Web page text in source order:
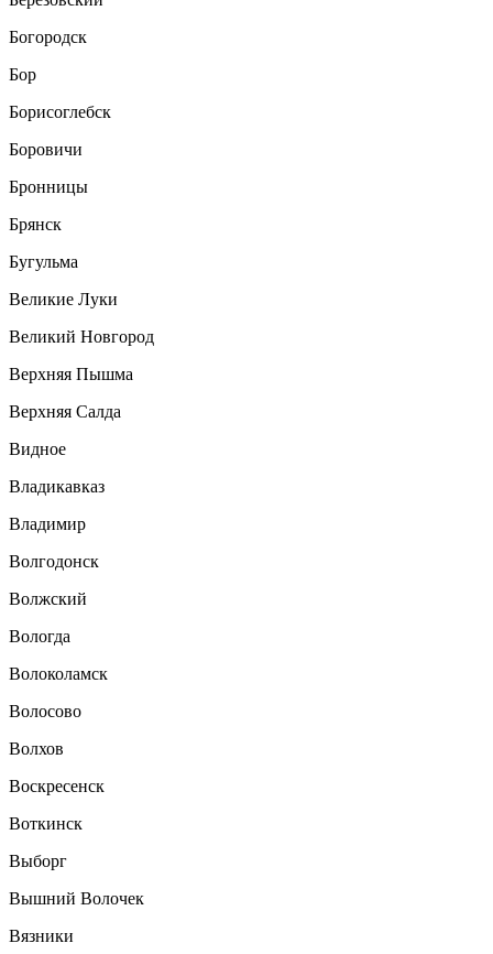
Богородск
Бор
Борисоглебск
Боровичи
Бронницы
Брянск
Бугульма
Великие Луки
Великий Новгород
Верхняя Пышма
Верхняя Салда
Видное
Владикавказ
Владимир
Волгодонск
Волжский
Вологда
Волоколамск
Волосово
Волхов
Воскресенск
Воткинск
Выборг
Вышний Волочек
Вязники